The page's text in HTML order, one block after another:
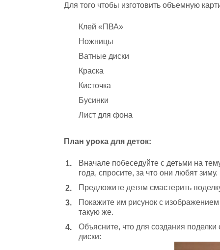
Для того чтобы изготовить объемную
Клей «ПВА»
Ножницы
Ватные диски
Краска
Кисточка
Бусинки
Лист для фона
План урока для деток:
Вначале побеседуйте с детьми на
года, спросите, за что они любят зиму.
Предложите детям смастерить
Покажите им рисунок с
такую же.
Объясните, что для создания
диски: